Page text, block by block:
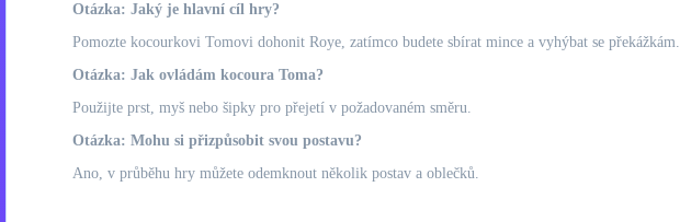
Otázka: Jaký je hlavní cíl hry?
Pomozte kocourkovi Tomovi dohonit Roye, zatímco budete sbírat mince a vyhýbat se překážkám.
Otázka: Jak ovládám kocoura Toma?
Použijte prst, myš nebo šipky pro přejetí v požadovaném směru.
Otázka: Mohu si přizpůsobit svou postavu?
Ano, v průběhu hry můžete odemknout několik postav a oblečků.